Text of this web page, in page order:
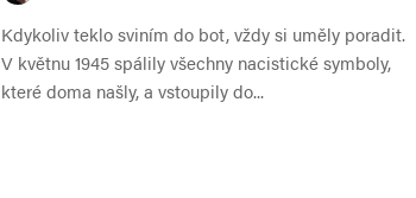
Kdykoliv teklo sviním do bot, vždy si uměly poradit.
V květnu 1945 spálily všechny nacistické symboly,
které doma našly, a vstoupily do...